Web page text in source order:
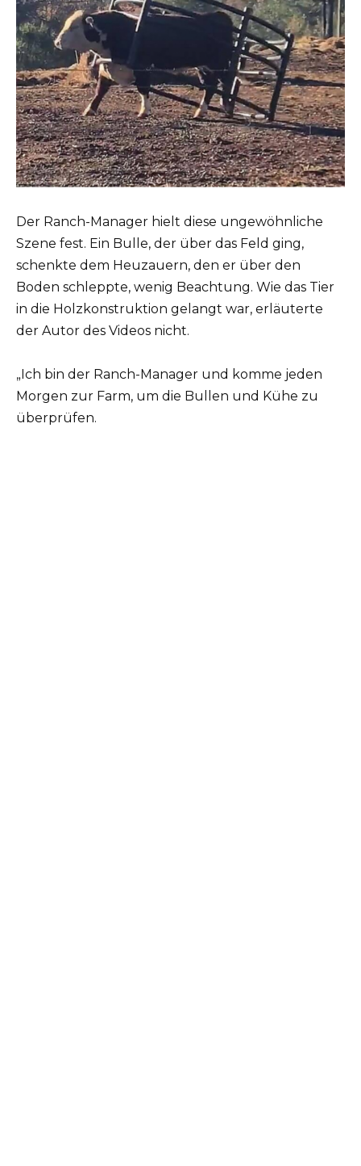
Der Ranch-Manager hielt diese ungewöhnliche
Szene fest. Ein Bulle, der über das Feld ging,
schenkte dem Heuzauern, den er über den
Boden schleppte, wenig Beachtung. Wie das Tier
in die Holzkonstruktion gelangt war, erläuterte
der Autor des Videos nicht.
„Ich bin der Ranch-Manager und komme jeden
Morgen zur Farm, um die Bullen und Kühe zu
überprüfen.